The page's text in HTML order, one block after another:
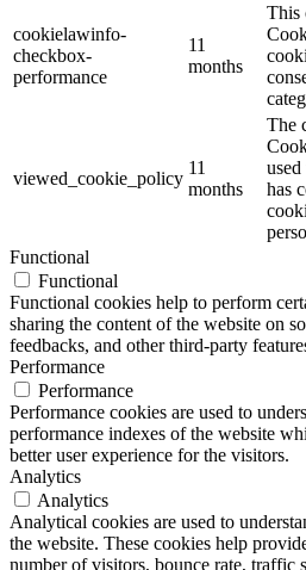
cookielawinfo-
checkbox-
performance
11
months
This
viewed_cookie_policy
11
months
The
has
Functional
Functional
Functional cookies help to perform
sharing the content of the website on
feedbacks, and other third-party
Performance
Performance
Performance cookies are used to
performance indexes of the website
better user experience for the visitors.
Analytics
Analytics
Analytical cookies are used to
the website. These cookies help
number of visitors, bounce rate, traffic